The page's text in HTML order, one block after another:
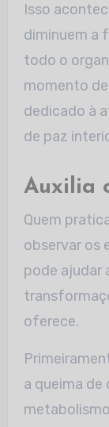
Isso
diminuem a
todo o
momento
dedicado à
de paz
Auxilia
Quem
observar os
pode ajudar
oferece.
a queima de